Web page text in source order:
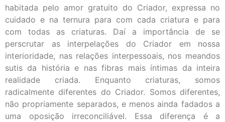
habitada pelo amor gratuito do Criador, expressa no
cuidado e na ternura para com cada criatura e para
com todas as criaturas. Daí a importância de se
perscrutar as interpelações do Criador em nossa
interioridade, nas relações interpessoais, nos meandos
sutis da história e nas fibras mais íntimas da inteira
realidade criada. Enquanto criaturas, somos
radicalmente diferentes do Criador. Somos diferentes,
não propriamente separados, e menos ainda fadados a
uma oposição irreconciliável. Essa diferença é a